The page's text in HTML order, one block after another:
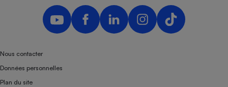
Nous contacter
Données personnelles
Plan du site